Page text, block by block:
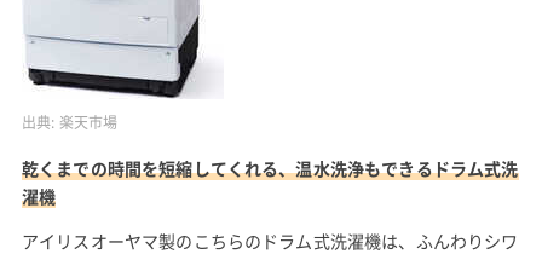
出典: 楽天市場
乾くまでの時間を短縮してくれる、温水洗浄もできるドラム式洗
濯機
アイリスオーヤマ製のこちらのドラム式洗濯機は、ふんわりシワ